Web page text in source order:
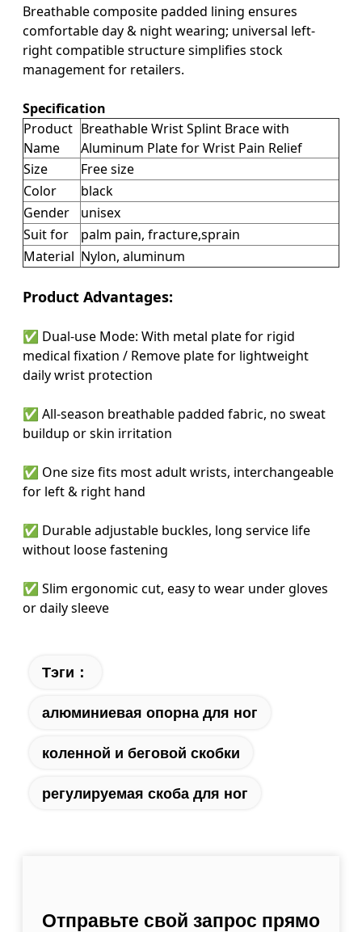
Breathable composite padded lining ensures
comfortable day & night wearing; universal left-
right compatible structure simplifies stock
management for retailers.
Specification
Product
Name
Breathable Wrist Splint Brace with
Aluminum Plate for Wrist Pain Relief
Size
Free size
Color
black
Gender
unisex
Suit for
palm pain, fracture,sprain
Material Nylon, aluminum
Product Advantages:
✅ Dual-use Mode: With metal plate for rigid
medical fixation / Remove plate for lightweight
daily wrist protection
✅ All-season breathable padded fabric, no sweat
buildup or skin irritation
✅ One size fits most adult wrists, interchangeable
for left & right hand
✅ Durable adjustable buckles, long service life
without loose fastening
✅ Slim ergonomic cut, easy to wear under gloves
or daily sleeve
Тэги：
алюминиевая опорна для ног
коленной и беговой скобки
регулируемая скоба для ног
Отправьте свой запрос прямо